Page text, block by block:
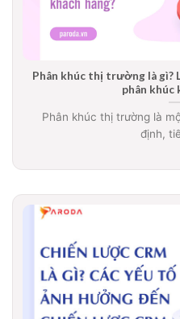
Phân khúc thị trường là gì?
phân khúc
Phân khúc thị trường là
định,